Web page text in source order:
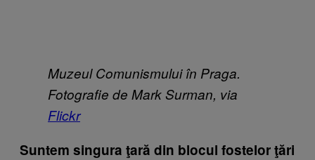
Muzeul Comunismului în Praga.
Fotografie de Mark Surman, via
Flickr
Suntem singura ţară din blocul fostelor ţări